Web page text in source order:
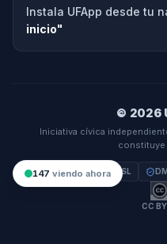
Instala UFApp desde tu
inicio"
© 2026
Iniciativa cívica
constituye
SSL
CC
147 viendo ahora